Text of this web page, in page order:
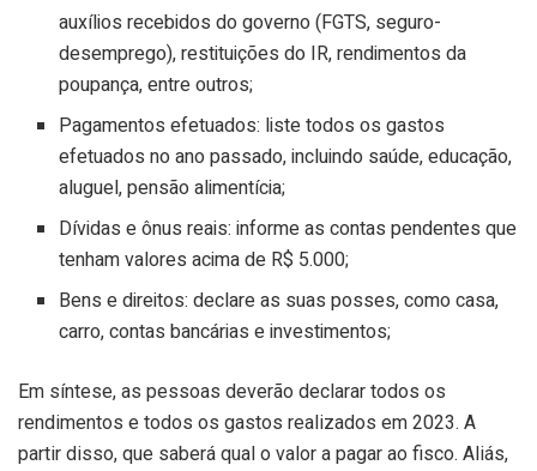
auxílios recebidos do governo (FGTS, seguro-
desemprego), restituições do IR, rendimentos da
poupança, entre outros;
Pagamentos efetuados: liste todos os gastos
efetuados no ano passado, incluindo saúde, educação,
aluguel, pensão alimentícia;
Dívidas e ônus reais: informe as contas pendentes que
tenham valores acima de R$ 5.000;
Bens e direitos: declare as suas posses, como casa,
carro, contas bancárias e investimentos;
Em síntese, as pessoas deverão declarar todos os
rendimentos e todos os gastos realizados em 2023. A
partir disso, que saberá qual o valor a pagar ao fisco. Aliás,